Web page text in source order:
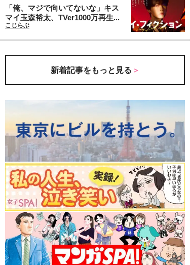
「俺、マジで向いてないな」キス
マイ玉森裕太、TVer1000万再生...
こじらぶ
新着記事をもっと見る